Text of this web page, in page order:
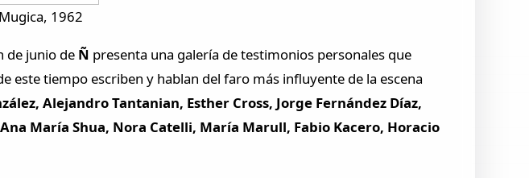
1962
de junio de Ñ presenta una galería de testimonios personales que
este tiempo escriben y hablan del faro más influyente de la escena
Alejandro Tantanian, Esther Cross, Jorge Fernández Díaz,
María Shua, Nora Catelli, María Marull, Fabio Kacero, Horacio